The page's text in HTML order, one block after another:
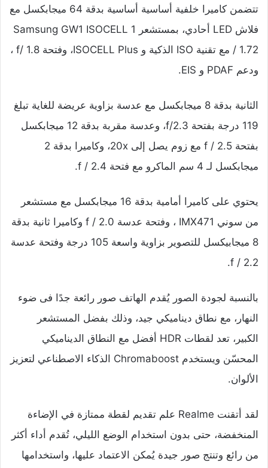
تتضمن كاميرا خلفية أساسية أساسية بدقة 64 ميجابكسل مع
فلاش LED أحادي، بمستشعر Samsung GW1 ISOCELL 1
/ 1.72 مع تقنية ISO الذكية و ISOCELL Plus، وفتحة f/ 1.8 ،
ودعم PDAF و EIS.
الثانية بدقة 8 ميجابكسل مع عدسة بزاوية عريضة للغاية تبلغ
119 درجة بفتحة f/2.3، وعدسة مقربة بدقة 12 ميجابكسل
بفتحة f / 2.5 مع زوم يصل إلى 20x، وكاميرا بدقة 2
ميجابكسل لـ 4 سم الماكرو مع فتحة f / 2.4.
يحتوي على كاميرا أمامية بدقة 16 ميجابكسل مع مستشعر
من سوني IMX471 ، وفتحة عدسة f / 2.0 وكاميرا ثانية بدقة
8 ميجابيكسل للتصوير بزاوية واسعة 105 درجة وفتحة عدسة
f / 2.2.
بالنسبة لجودة الصور يُقدم الهاتف صور رائعة جدًا فى ضوء
النهار، مع نطاق ديناميكي جيد، وذلك بفضل المستشعر
الكبير، تعد لقطات HDR أفضل مع النطاق الديناميكي
المحسّن ويستخدم Chromaboost الذكاء الاصطناعي لتعزيز
الألوان.
لقد أتقنت Realme علم تقديم لقطة ممتازة في الإضاءة
المنخفضة، حتى بدون استخدام الوضع الليلي، تُقدم أداء أكثر
من رائع وتنتج صور جيدة يُمكن الاعتماد عليها، واستخدامها